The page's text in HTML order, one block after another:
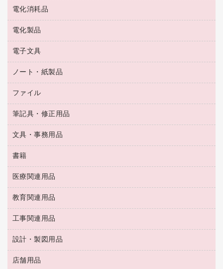
ペット用品
飲食用消耗品
ハンドソープ・石鹸
トイレ用品
トイレ用洗剤
ティッシュペーパー
ダストボックス
タオル・アメニティ用品
スリッパ・サンダル・シューズ
スポーツ・レジャー用品
ゴミ袋
キッチン用品
食品添加物製品
レーザーポインター
ラミネートフィルム
ラミネータ
タイムレコーダー
シュレッダ
ＯＨＰ用品
冷蔵庫・キッチン・調理家電
テレビ・ＡＶ機器
電化消耗品
電球・蛍光灯
乾電池・充電池
フィルム・カメラ用品
デスクライト
アルバム
電化製品
掃除機・クリーナー
空調・季節家電
その他電化製品
キッチン・調理家電
ＯＡタップ／延長コード
電子文具
電卓
ラベルテープ
その他電子文具
ノート・紙製品
封筒
粘着メモ
伝票
典礼用品
帳簿
額縁
各種用紙
ルーズリーフ
ファイル
名刺整理用品
板目表紙・綴込表紙
背幅が伸びるファイル
統一伝票用ファイル
収納保存用品
レターファイル
リングファイル
プレゼン用ファイル
筆記具・修正用品
万年筆
筆ペン
消しゴム
修正液・修正ペン
修正テープ
鉛筆
マーキングペン（油性）
マーキングペン（水性）
文具・事務用品
輪ゴム
両面テープ
名札
保管・整理用品
壁面／足元収納
備品／小物ケース
透明テープ 事務用
書籍
パソコンソフト
医療関連用品
保健用品
使い捨て手袋
感染症対策用品
介護用品
医療関連用品
教育関連用品
教育関連用品
工事関連用品
工事関連用品
屋外用品
設計・製図用品
設計・製図用品
店舗用品